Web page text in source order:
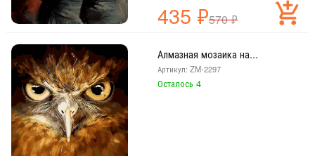
435 ₽570₽
Алмазная мозаика на...
Артикул: ZM-2297
Осталось 4